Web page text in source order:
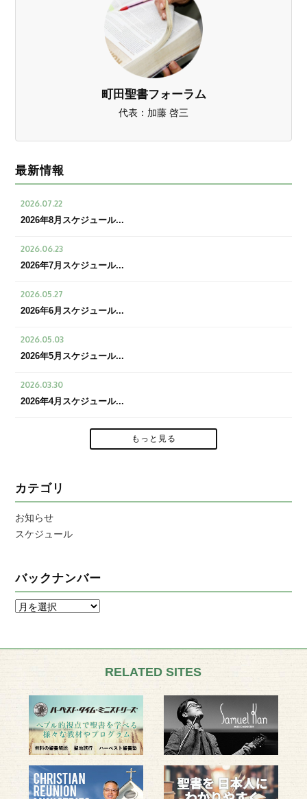
町田聖書フォーラム
代表：加藤 啓三
最新情報
2026.07.22
2026年8月スケジュール...
2026.06.23
2026年7月スケジュール...
2026.05.27
2026年6月スケジュール...
2026.05.03
2026年5月スケジュール...
2026.03.30
2026年4月スケジュール...
もっと見る
カテゴリ
お知らせ
スケジュール
バックナンバー
RELATED SITES